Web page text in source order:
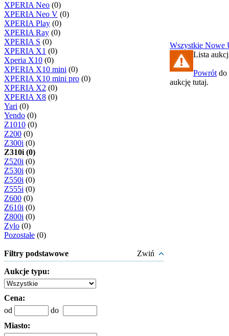
XPERIA Neo (0)
XPERIA Neo V (0)
XPERIA Play (0)
XPERIA Ray (0)
XPERIA S (0)
XPERIA X1 (0)
Xperia X10 (0)
XPERIA X10 mini (0)
XPERIA X10 mini pro (0)
XPERIA X2 (0)
XPERIA X8 (0)
Yari (0)
Yendo (0)
Z1010 (0)
Z200 (0)
Z300i (0)
Z310i (0)
Z520i (0)
Z530i (0)
Z550i (0)
Z555i (0)
Z600 (0)
Z610i (0)
Z800i (0)
Zylo (0)
Pozostałe (0)
Filtry podstawowe Zwiń
Aukcje typu:
Cena:
od
do
Miasto:
Wszystkie Nowe
Lista
Powrót do
aukcję tutaj.